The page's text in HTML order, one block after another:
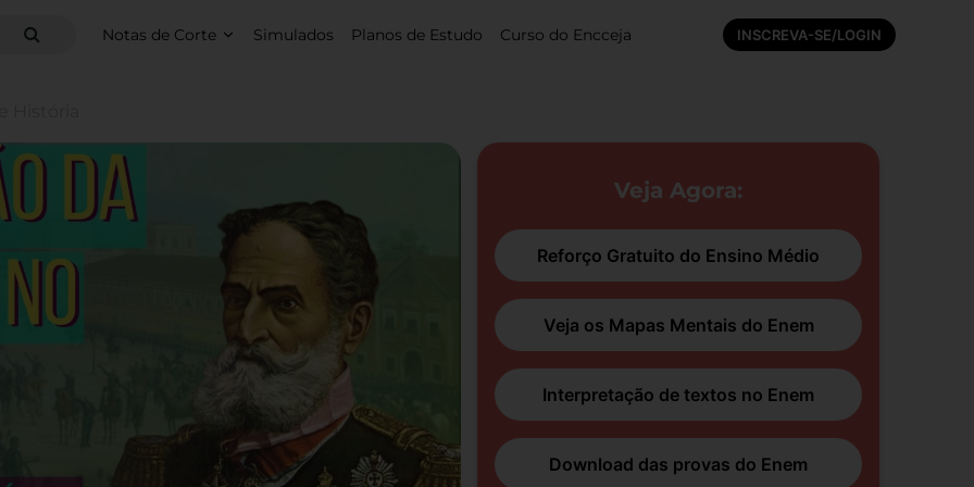
Notas de Corte Simulados Planos de Estudo Curso do Encceja INSCREVA-SE/LOGIN
Veja Agora:
Reforço Gratuito do Ensino Médio
Veja os Mapas Mentais do Enem
Interpretação de textos no Enem
Download das provas do Enem